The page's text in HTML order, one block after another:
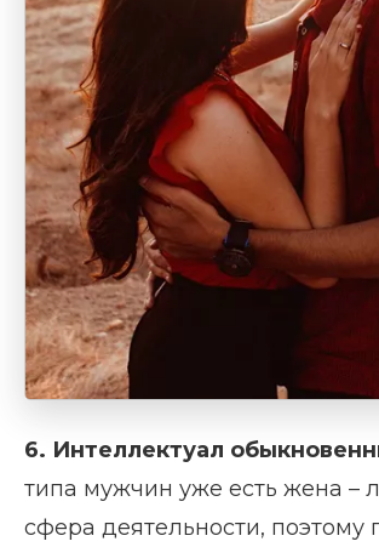
6. Интеллектуал
типа мужчин уже есть жена –
сфера деятельности, поэтому